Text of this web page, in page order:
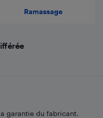
Ramassage
garantie du fabricant.